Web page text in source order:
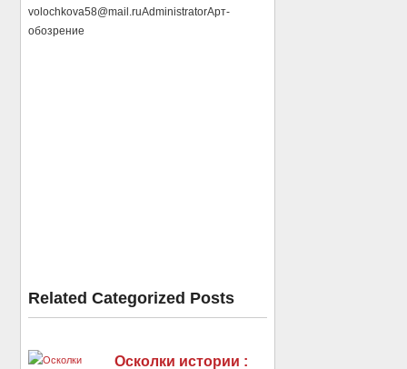
volochkova58@mail.ruAdministratorАрт-
обозрение
Related Categorized Posts
Осколки истории :